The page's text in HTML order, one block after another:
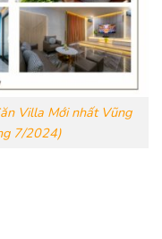
Villa Mới nhất Vũng
7/2024)